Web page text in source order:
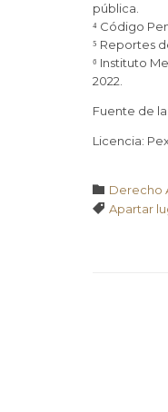
pública.
⁴ Código
⁵ Reportes
⁶ Instituto
2022.
Fuente de
Licencia:
 Category
Derecho
 Tags
Apartar